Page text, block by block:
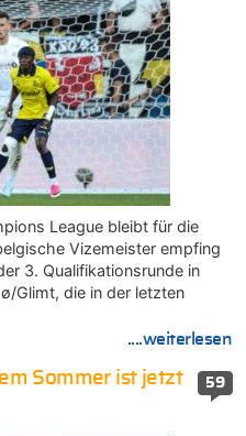
League bleibt für die
Vizemeister empfing
3. Qualifikationsrunde in
Glimt, die in der letzten
....weiterlesen
59
Sommer ist jetzt